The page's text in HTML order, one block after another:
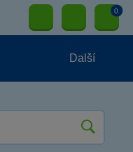
0
Další